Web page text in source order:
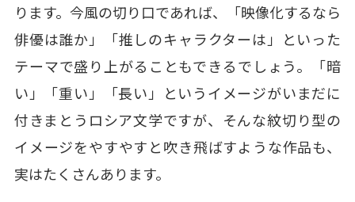
ります。今風の切り口であれば、「映像化するなら
俳優は誰か」「推しのキャラクターは」といった
テーマで盛り上がることもできるでしょう。「暗
い」「重い」「長い」というイメージがいまだに
付きまとうロシア文学ですが、そんな紋切り型の
イメージをやすやすと吹き飛ばすような作品も、
実はたくさんあります。